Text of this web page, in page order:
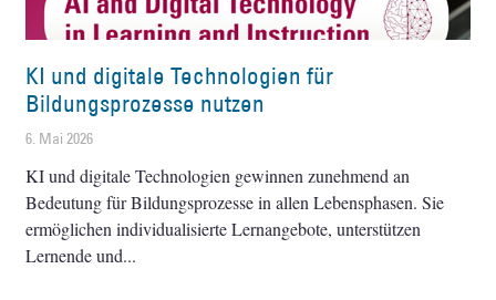
KI und digitale Technologien für
Bildungsprozesse nutzen
6. Mai 2026
KI und digitale Technologien gewinnen zunehmend an
Bedeutung für Bildungsprozesse in allen Lebensphasen. Sie
ermöglichen individualisierte Lernangebote, unterstützen
Lernende und